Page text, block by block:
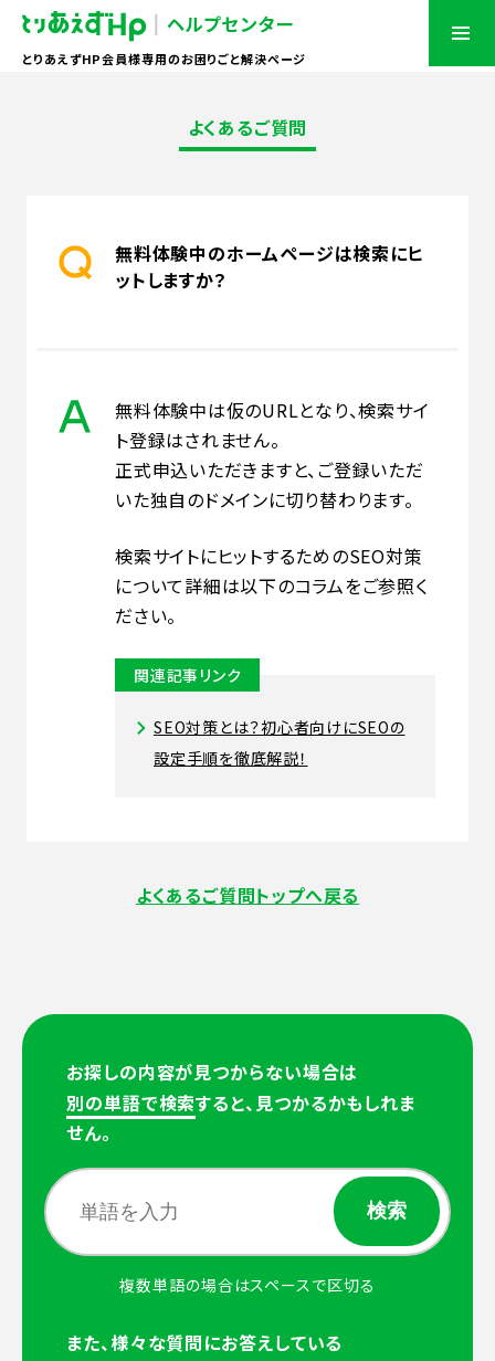
とりあえずHP会員様専用のお困りごと解決ページ
よくあるご質問
無料体験中のホームページは検索にヒ
ットしますか？
無料体験中は仮のURLとなり、検索サイ
ト登録はされません。
正式申込いただきますと、ご登録いただ
いた独自のドメインに切り替わります。
検索サイトにヒットするためのSEO対策
について詳細は以下のコラムをご参照く
ださい。
関連記事リンク
SEO対策とは？初心者向けにSEOの
設定手順を徹底解説！
よくあるご質問トップへ戻る
お探しの内容が見つからない場合は
別の単語で検索すると、見つかるかもしれま
せん。
複数単語の場合はスペースで区切る
また、様々な質問にお答えしている